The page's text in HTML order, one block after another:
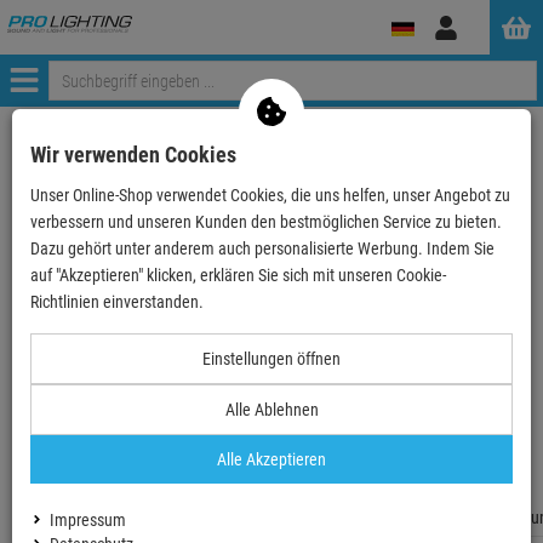
Anmelden
Menü
Weiter einkaufen
ProLighting
Wir verwenden Cookies
Unser Online-Shop verwendet Cookies, die uns helfen, unser Angebot zu
verbessern und unseren Kunden den bestmöglichen Service zu bieten.
Dazu gehört unter anderem auch personalisierte Werbung. Indem Sie
auf "Akzeptieren" klicken, erklären Sie sich mit unseren Cookie-
Richtlinien einverstanden.
Einstellungen öffnen
Alle Ablehnen
Alle Akzeptieren
Impressum